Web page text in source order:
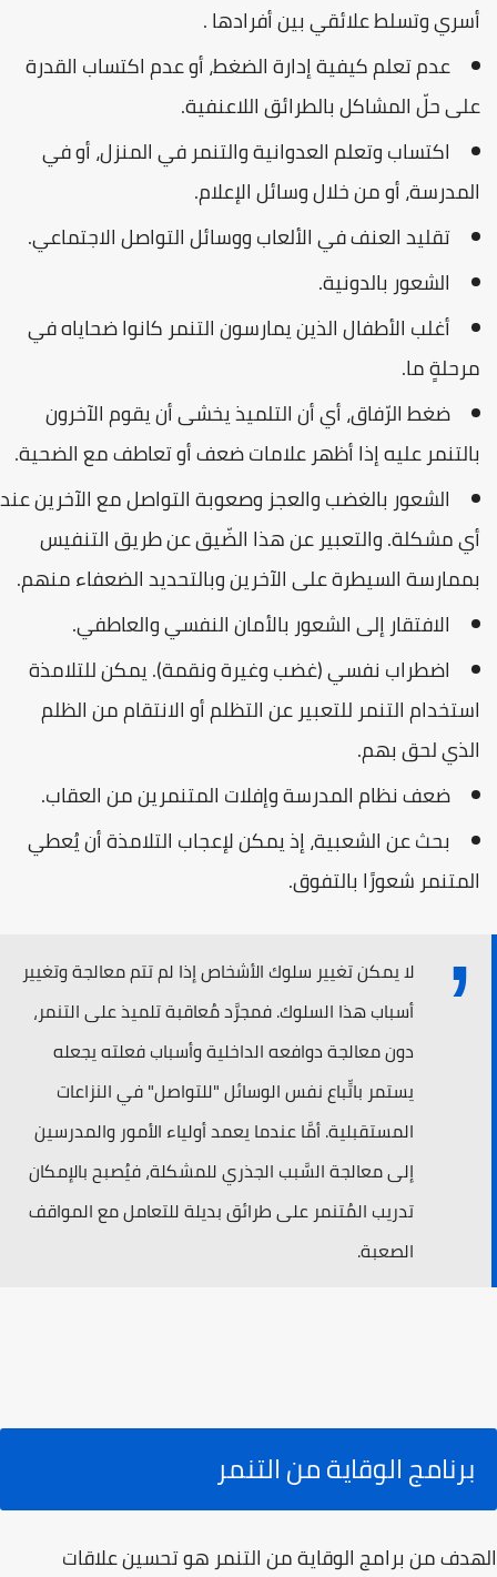
أسري وتسلط علائقي بين أفرادها .
عدم تعلم كيفية إدارة الضغط، أو عدم اكتساب القدرة
على حلّ المشاكل بالطرائق اللاعنفية.
اكتساب وتعلم العدوانية والتنمر في المنزل، أو في
المدرسة، أو من خلال وسائل الإعلام.
تقليد العنف في الألعاب ووسائل التواصل الاجتماعي.
الشعور بالدونية.
أغلب الأطفال الذين يمارسون التنمر كانوا ضحاياه في
مرحلةٍ ما.
ضغط الرّفاق، أي أن التلميذ يخشى أن يقوم الآخرون
بالتنمر عليه إذا أظهر علامات ضعف أو تعاطف مع الضحية.
الشعور بالغضب والعجز وصعوبة التواصل مع الآخرين عند
أي مشكلة. والتعبير عن هذا الضّيق عن طريق التنفيس
بممارسة السيطرة على الآخرين وبالتحديد الضعفاء منهم.
الافتقار إلى الشعور بالأمان النفسي والعاطفي.
اضطراب نفسي (غضب وغيرة ونقمة). يمكن للتلامذة
استخدام التنمر للتعبير عن التظلم أو الانتقام من الظلم
الذي لحق بهم.
ضعف نظام المدرسة وإفلات المتنمرين من العقاب.
بحث عن الشعبية، إذ يمكن لإعجاب التلامذة أن يُعطي
المتنمر شعورًا بالتفوق.
لا يمكن تغيير سلوك الأشخاص إذا لم تتم معالجة وتغيير
أسباب هذا السلوك. فمجرَّد مُعاقبة تلميذ على التنمر،
دون معالجة دوافعه الداخلية وأسباب فعلته يجعله
يستمر باتِّباع نفس الوسائل "للتواصل" في النزاعات
المستقبلية. أمَّا عندما يعمد أولياء الأمور والمدرسين
إلى معالجة السَّبب الجذري للمشكلة، فيُصبح بالإمكان
تدريب المُتنمر على طرائق بديلة للتعامل مع المواقف
الصعبة.
برنامج الوقاية من التنمر
الهدف من برامج الوقاية من التنمر هو تحسين علاقات